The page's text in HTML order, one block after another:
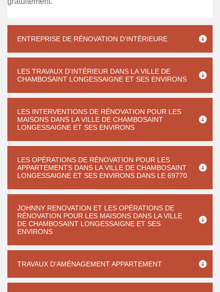
ENTREPRISE DE RÉNOVATION D’INTÉRIEURE
LES TRAVAUX D'INTÉRIEUR DANS LA VILLE DE
CHAMBOSAINT LONGESSAIGNE ET SES ENVIRONS
LES INTERVENTIONS DE RÉNOVATION POUR LES
MAISONS DANS LA VILLE DE CHAMBOSAINT
LONGESSAIGNE ET SES ENVIRONS
LES OPÉRATIONS DE RÉNOVATION POUR LES
APPARTEMENTS DANS LA VILLE DE CHAMBOSAINT
LONGESSAIGNE ET SES ENVIRONS DANS LE 69770
JOHNNY RENOVATION ET LES OPÉRATIONS DE
RÉNOVATION POUR LES MAISONS DANS LA VILLE
DE CHAMBOSAINT LONGESSAIGNE ET SES
ENVIRONS
TRAVAUX D’AMÉNAGEMENT APPARTEMENT